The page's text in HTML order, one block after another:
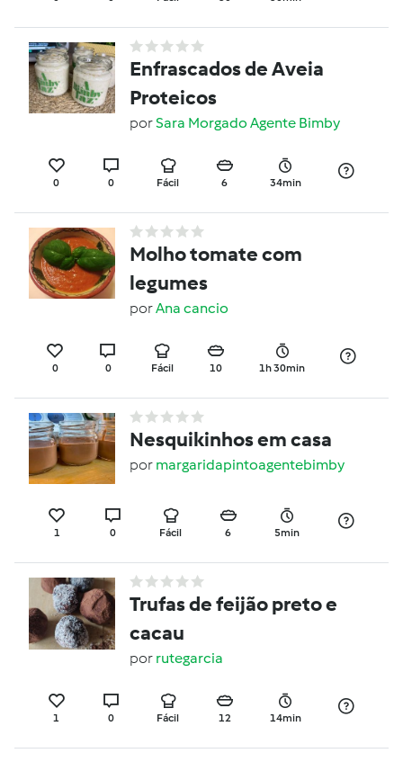
Enfrascados de Aveia
Proteicos
porSara Morgado Agente Bimby
0 0 Fácil 6 34min
Molho tomate com
legumes
porAna cancio
0 0 Fácil 10 1h 30min
Nesquikinhos em casa
por margaridapintoagentebimby
1 0 Fácil 6 5min
Trufas de feijão preto e
cacau
por rutegarcia
1 0 Fácil 12 14min